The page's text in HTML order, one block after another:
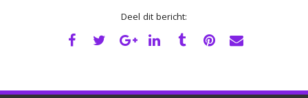
Deel dit bericht: